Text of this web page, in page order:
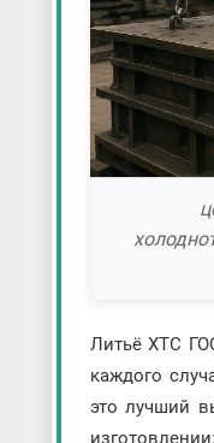
Литьё ХТС
каждого
это лучший
изготовлении: